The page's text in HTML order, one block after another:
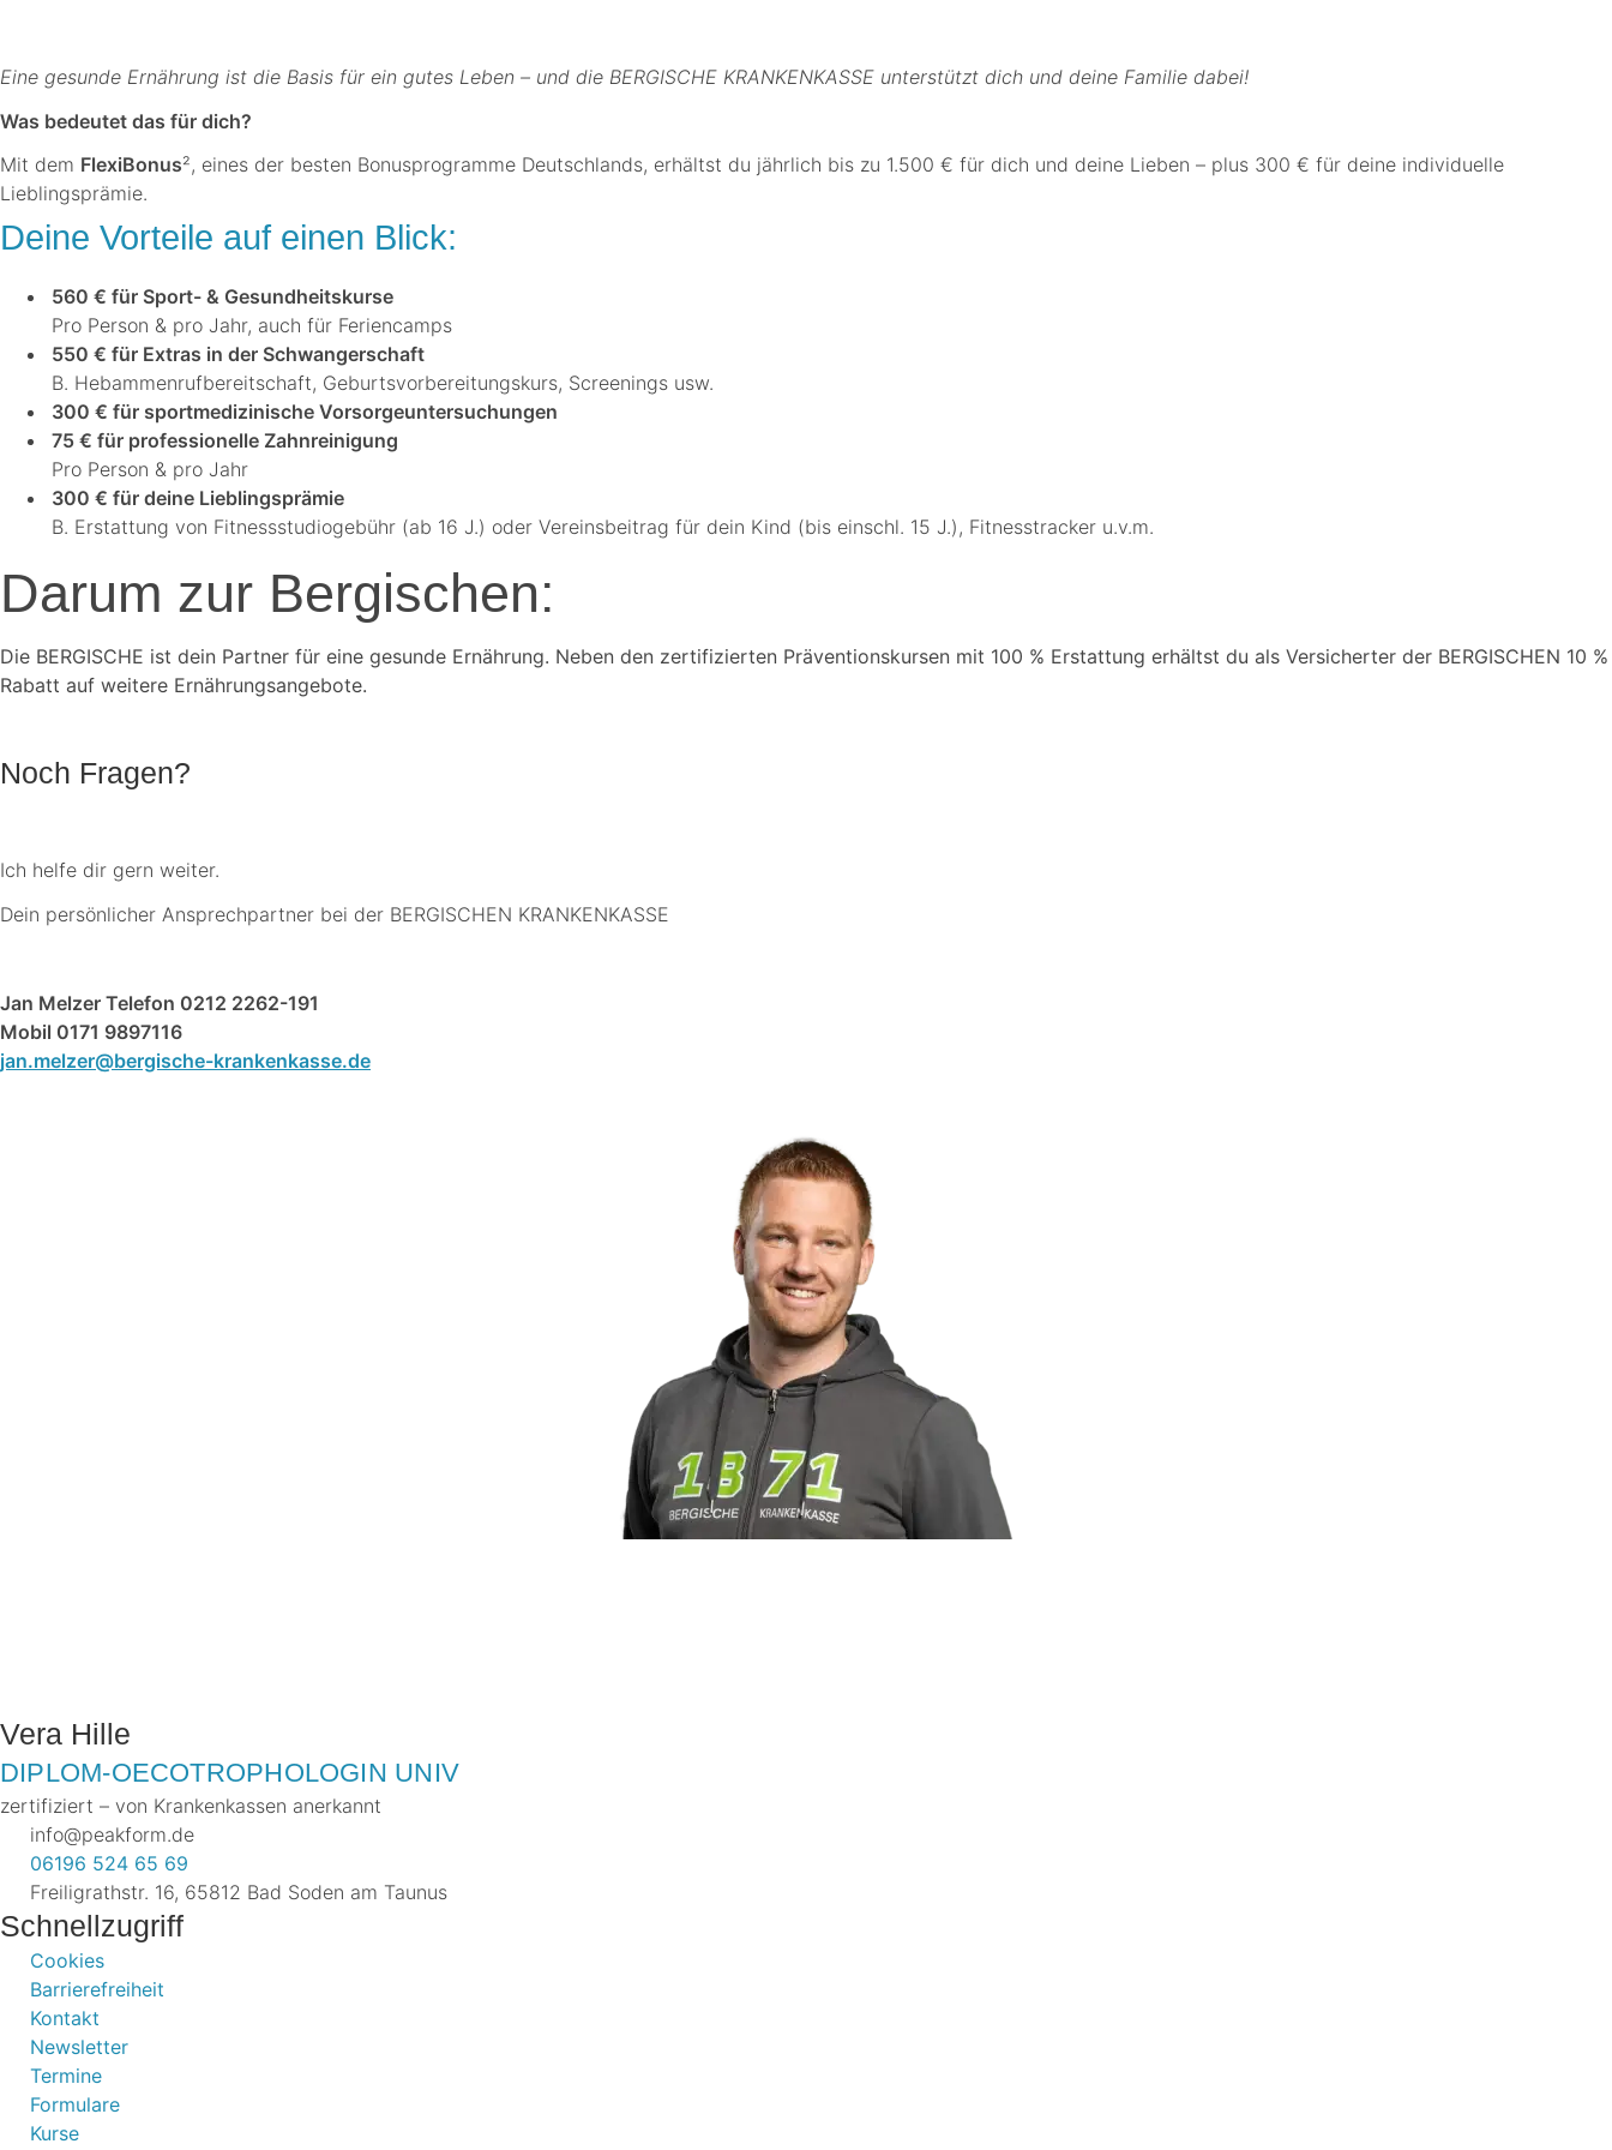
Eine gesunde Ernährung ist die Basis für ein gutes Leben – und die BERGISCHE KRANKENKASSE unterstützt dich und deine Familie dabei!
Was bedeutet das für dich?
Mit dem FlexiBonus², eines der besten Bonusprogramme Deutschlands, erhältst du jährlich bis zu 1.500 € für dich und deine Lieben – plus 300 € für deine individuelle
Lieblingsprämie.
Deine Vorteile auf einen Blick:
560 € für Sport- & Gesundheitskurse
Pro Person & pro Jahr, auch für Feriencamps
550 € für Extras in der Schwangerschaft
B. Hebammenrufbereitschaft, Geburtsvorbereitungskurs, Screenings usw.
300 € für sportmedizinische Vorsorgeuntersuchungen
75 € für professionelle Zahnreinigung
Pro Person & pro Jahr
300 € für deine Lieblingsprämie
B. Erstattung von Fitnessstudiogebühr (ab 16 J.) oder Vereinsbeitrag für dein Kind (bis einschl. 15 J.), Fitnesstracker u.v.m.
Darum zur Bergischen:
Die BERGISCHE ist dein Partner für eine gesunde Ernährung. Neben den zertifizierten Präventionskursen mit 100 % Erstattung erhältst du als Versicherter der BERGISCHEN 10 %
Rabatt auf weitere Ernährungsangebote.
Noch Fragen?
Ich helfe dir gern weiter.
Dein persönlicher Ansprechpartner bei der BERGISCHEN KRANKENKASSE
Jan Melzer Telefon 0212 2262-191
Mobil 0171 9897116
jan.melzer@bergische-krankenkasse.de
Vera Hille
DIPLOM-OECOTROPHOLOGIN UNIV
zertifiziert – von Krankenkassen anerkannt
info@peakform.de
06196 524 65 69
Freiligrathstr. 16, 65812 Bad Soden am Taunus
Schnellzugriff
Cookies
Barrierefreiheit
Kontakt
Newsletter
Termine
Formulare
Kurse